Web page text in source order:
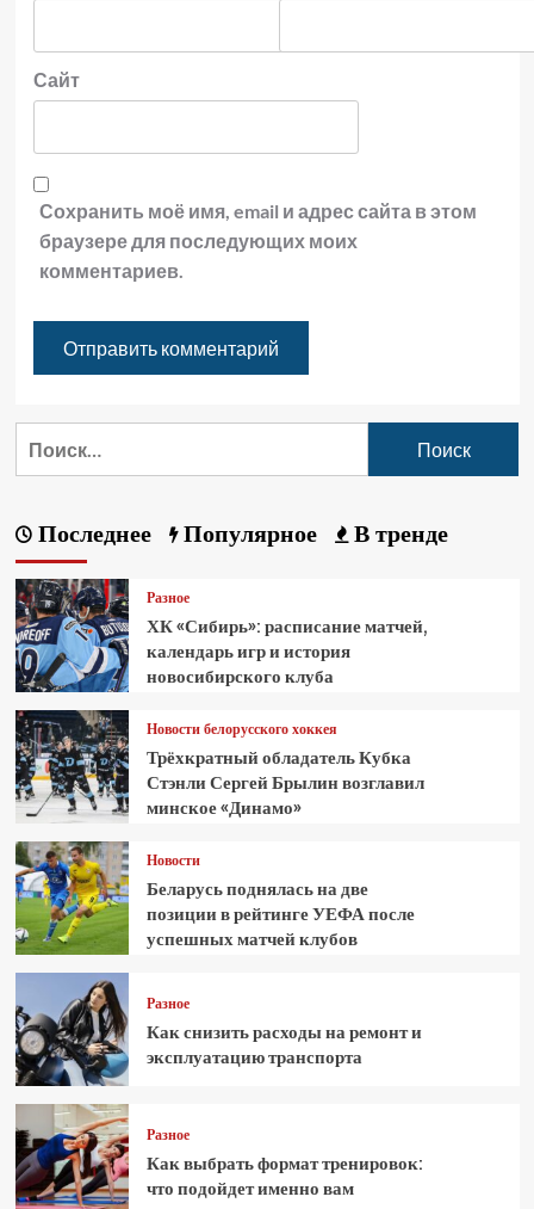
Сайт
Сохранить моё имя, email и адрес сайта в этом
браузере для последующих моих
комментариев.
Последнее Популярное В тренде
Разное
ХК «Сибирь»: расписание матчей,
календарь игр и история
новосибирского клуба
Новости белорусского хоккея
Трёхкратный обладатель Кубка
Стэнли Сергей Брылин возглавил
минское «Динамо»
Новости
Беларусь поднялась на две
позиции в рейтинге УЕФА после
успешных матчей клубов
Разное
Как снизить расходы на ремонт и
эксплуатацию транспорта
Разное
Как выбрать формат тренировок:
что подойдет именно вам